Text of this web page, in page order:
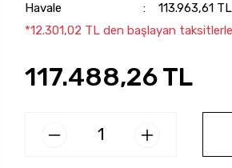
Havale
113.963,61
*12.301,02 TL den başlayan
117.488,26 TL